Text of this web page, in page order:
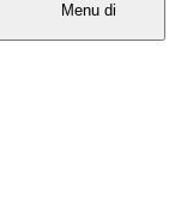
Menu di